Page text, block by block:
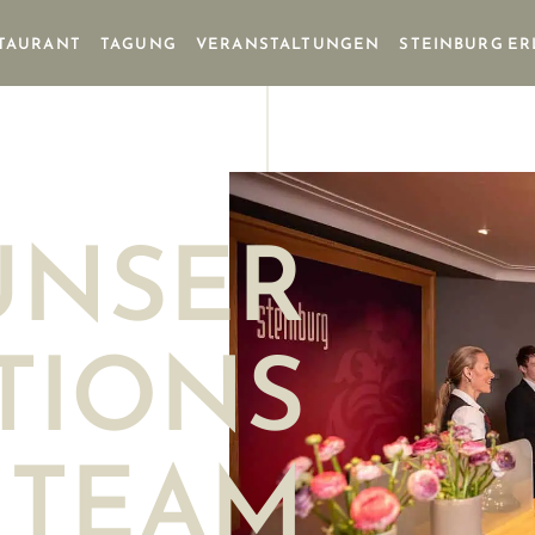
TAGUNG VERANSTALTUNGEN STEINBURG
TEAM